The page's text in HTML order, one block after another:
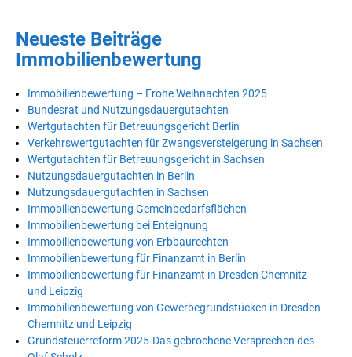
Neueste Beiträge
Immobilienbewertung
Immobilienbewertung – Frohe Weihnachten 2025
Bundesrat und Nutzungsdauergutachten
Wertgutachten für Betreuungsgericht Berlin
Verkehrswertgutachten für Zwangsversteigerung in Sachsen
Wertgutachten für Betreuungsgericht in Sachsen
Nutzungsdauergutachten in Berlin
Nutzungsdauergutachten in Sachsen
Immobilienbewertung Gemeinbedarfsflächen
Immobilienbewertung bei Enteignung
Immobilienbewertung von Erbbaurechten
Immobilienbewertung für Finanzamt in Berlin
Immobilienbewertung für Finanzamt in Dresden Chemnitz
und Leipzig
Immobilienbewertung von Gewerbegrundstücken in Dresden
Chemnitz und Leipzig
Grundsteuerreform 2025-Das gebrochene Versprechen des